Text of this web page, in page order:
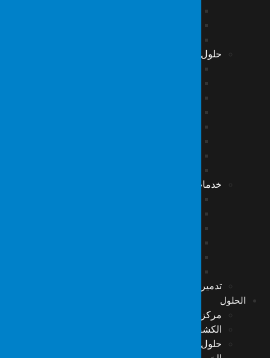
الأدلة الجنائية الرقمية في جرائم الكمبيوتر
فحص وتحديد المواقع الإلكترونية والبريد الإلكتروني
فحص وتحليل CD-DVD-BluRay
حلول استعادة البيانات
استعادة بيانات القرص الصلب/ SSD
استعادة بيانات RAID
استعادة بيانات الخادم
استعادة بيانات قاعدة البيانات
استعادة بيانات بطاقات الذاكرة
استعادة بيانات كاميرا CCTV – DVR
استعادة بيانات الأقراص المشفرة
استعادة بيانات NAS/DAS/SAN
خدمات علوم الطب الشرعي
تحقيقات الحرائق
فحوصات التوقيع والوثائق والجرافولوجيا
تحقيقات المرور
فحوصات كيمياء الطب الشرعي
فحوصات المحاسبة والبنوك والتمويل
فحوصات الصحة والسلامة المهنية
تدمير البيانات الآمن والمسح العميق
الحلول
مركز عمليات الأمن السيبراني (SOC)
الكشف والاستجابة المُدارة (MDR)